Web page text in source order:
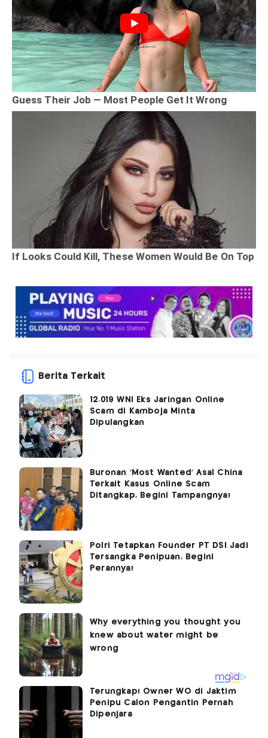
Berita Terkait
12.019 WNI Eks Jaringan Online
Scam di Kamboja Minta
Dipulangkan
Buronan 'Most Wanted' Asal China
Terkait Kasus Online Scam
Ditangkap, Begini Tampangnya!
Polri Tetapkan Founder PT DSI Jadi
Tersangka Penipuan, Begini
Perannya!
Terungkap! Owner WO di Jaktim
Penipu Calon Pengantin Pernah
Dipenjara